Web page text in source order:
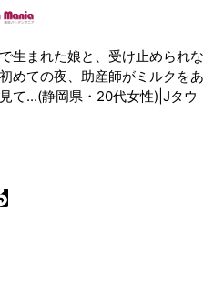
で生まれた娘と、受け止められな
めての夜、助産師がミルクをあ
て...(静岡県・20代女性)|Jタウ